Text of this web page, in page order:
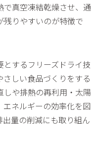
で真空凍結乾燥させ、通
残りやすいのが特徴で
とするフリーズドライ技
しい食品づくりをする
しや排熱の再利用・太陽
ネルギーの効率化を図
出量の削減にも取り組ん